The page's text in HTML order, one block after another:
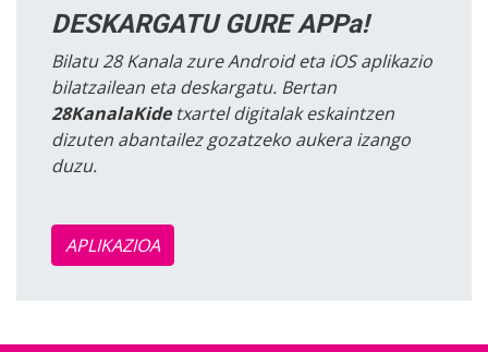
DESKARGATU GURE APPa!
Bilatu 28 Kanala zure Android eta iOS aplikazio
bilatzailean eta deskargatu. Bertan
28KanalaKidetxartel digitalak eskaintzen
dizuten abantailez gozatzeko aukera izango
duzu.
APLIKAZIOA